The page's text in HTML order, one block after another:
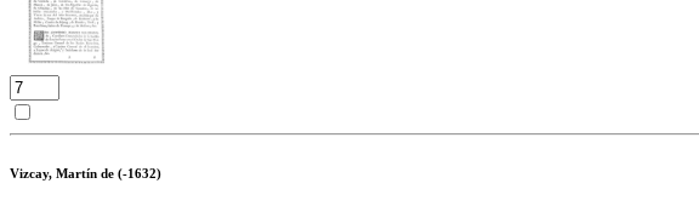
Vizcay, Martín de (-1632)